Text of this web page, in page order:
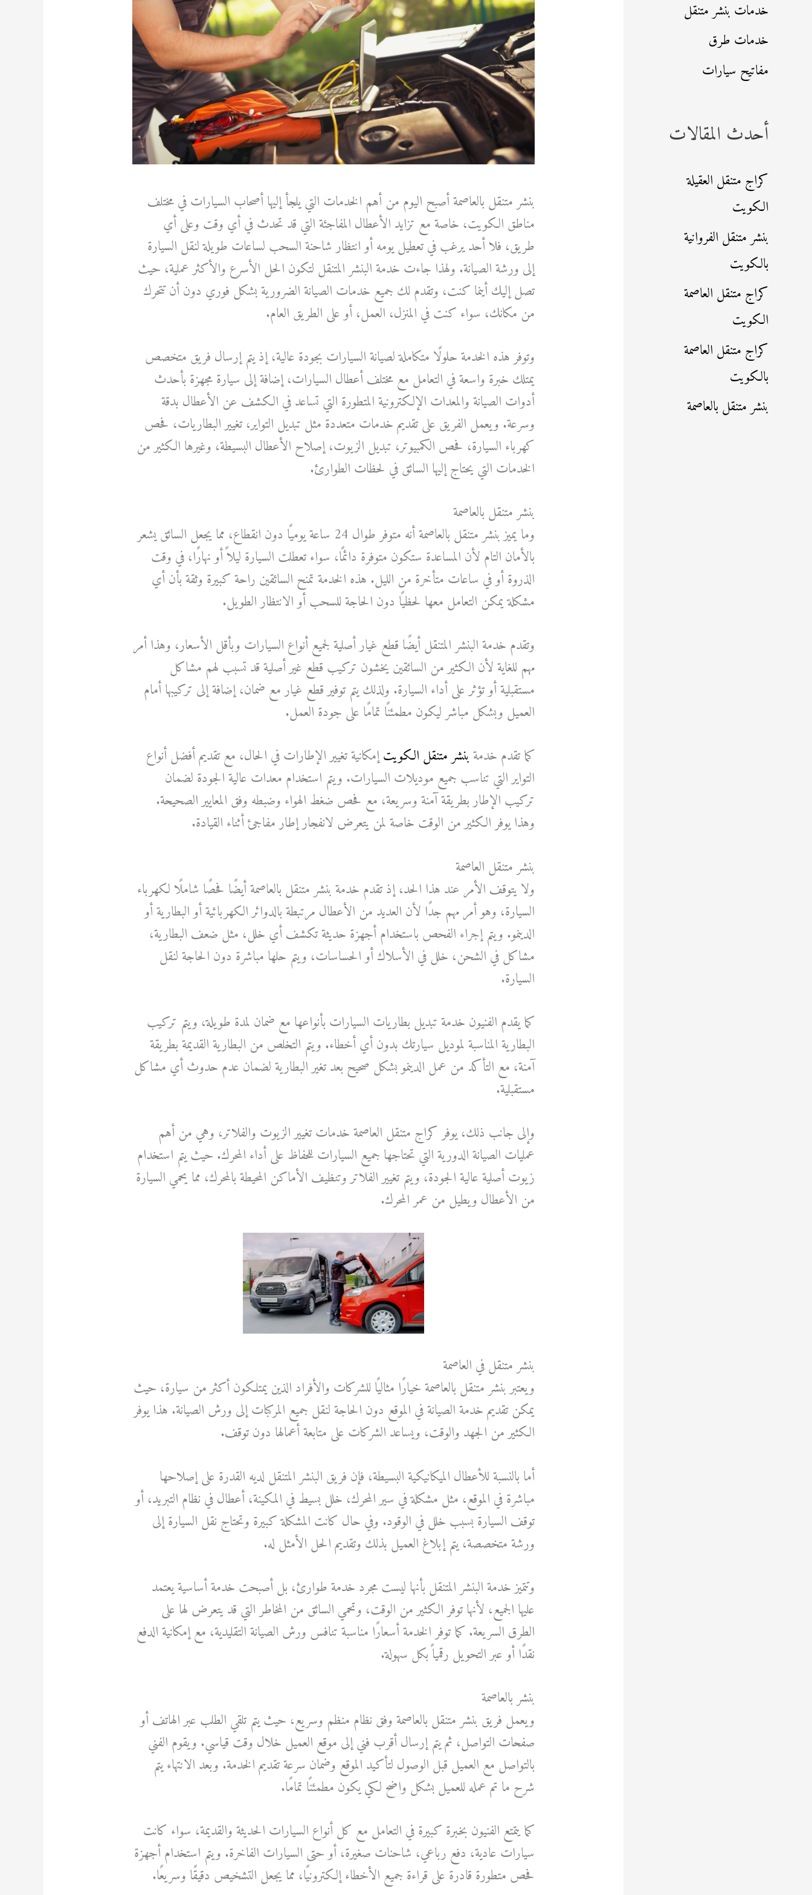
خدمات بنشر متنقل
خدمات طرق
مفاتيح سيارات
أحدث المقالات
كراج متنقل العقيلة
الكويت
بنشر متنقل الفروانية
بالكويت
كراج متنقل العاصمة
الكويت
كراج متنقل العاصمة
بالكويت
بنشر متنقل بالعاصمة
بنشر متنقل بالعاصمة أصبح اليوم من أهم الخدمات التي يلجأ إليها أصحاب السيارات في مختلف
مناطق الكويت، خاصة مع تزايد الأعطال المفاجئة التي قد تحدث في أي وقت وعلى أي
طريق، فلا أحد يرغب في تعطيل يومه أو انتظار شاحنة السحب لساعات طويلة لنقل السيارة
إلى ورشة الصيانة. ولهذا جاءت خدمة البنشر المتنقل لتكون الحل الأسرع والأكثر عملية، حيث
تصل إليك أينما كنت، وتقدم لك جميع خدمات الصيانة الضرورية بشكل فوري دون أن تتحرك
من مكانك، سواء كنت في المنزل، العمل، أو على الطريق العام.
وتوفر هذه الخدمة حلولًا متكاملة لصيانة السيارات بجودة عالية، إذ يتم إرسال فريق متخصص
يمتلك خبرة واسعة في التعامل مع مختلف أعطال السيارات، إضافة إلى سيارة مجهزة بأحدث
أدوات الصيانة والمعدات الإلكترونية المتطورة التي تساعد في الكشف عن الأعطال بدقة
وسرعة. ويعمل الفريق على تقديم خدمات متعددة مثل تبديل التواير، تغيير البطاريات، فحص
كهرباء السيارة، فحص الكمبيوتر، تبديل الزيوت، إصلاح الأعطال البسيطة، وغيرها الكثير من
الخدمات التي يحتاج إليها السائق في لحظات الطوارئ.
بنشر متنقل بالعاصمة
وما يميز بنشر متنقل بالعاصمة أنه متوفر طوال 24 ساعة يوميًا دون انقطاع، مما يجعل السائق يشعر
بالأمان التام لأن المساعدة ستكون متوفرة دائمًا، سواء تعطلت السيارة ليلاً أو نهارًا، في وقت
الذروة أو في ساعات متأخرة من الليل. هذه الخدمة تمنح السائقين راحة كبيرة وثقة بأن أي
مشكلة يمكن التعامل معها لحظيًا دون الحاجة للسحب أو الانتظار الطويل.
وتقدم خدمة البنشر المتنقل أيضًا قطع غيار أصلية لجميع أنواع السيارات وبأقل الأسعار، وهذا أمر
مهم للغاية لأن الكثير من السائقين يخشون تركيب قطع غير أصلية قد تسبب لهم مشاكل
مستقبلية أو تؤثر على أداء السيارة. ولذلك يتم توفير قطع غيار مع ضمان، إضافة إلى تركيبها أمام
العميل وبشكل مباشر ليكون مطمئنًا تمامًا على جودة العمل.
كما تقدم خدمةبنشر متنقل الكويتإمكانية تغيير الإطارات في الحال، مع تقديم أفضل أنواع
التواير التي تناسب جميع موديلات السيارات. ويتم استخدام معدات عالية الجودة لضمان
تركيب الإطار بطريقة آمنة وسريعة، مع فحص ضغط الهواء وضبطه وفق المعايير الصحيحة.
وهذا يوفر الكثير من الوقت خاصة لمن يتعرض لانفجار إطار مفاجئ أثناء القيادة.
بنشر متنقل العاصمة
ولا يتوقف الأمر عند هذا الحد، إذ تقدم خدمة بنشر متنقل بالعاصمة أيضًا فحصًا شاملًا لكهرباء
السيارة، وهو أمر مهم جدًا لأن العديد من الأعطال مرتبطة بالدوائر الكهربائية أو البطارية أو
الدينمو. ويتم إجراء الفحص باستخدام أجهزة حديثة تكشف أي خلل، مثل ضعف البطارية،
مشاكل في الشحن، خلل في الأسلاك أو الحساسات، ويتم حلها مباشرة دون الحاجة لنقل
السيارة.
كما يقدم الفنيون خدمة تبديل بطاريات السيارات بأنواعها مع ضمان لمدة طويلة، ويتم تركيب
البطارية المناسبة لموديل سيارتك بدون أي أخطاء. ويتم التخلص من البطارية القديمة بطريقة
آمنة، مع التأكد من عمل الدينمو بشكل صحيح بعد تغير البطارية لضمان عدم حدوث أي مشاكل
مستقبلية.
وإلى جانب ذلك، يوفر كراج متنقل العاصمة خدمات تغيير الزيوت والفلاتر، وهي من أهم
عمليات الصيانة الدورية التي تحتاجها جميع السيارات للحفاظ على أداء المحرك. حيث يتم استخدام
زيوت أصلية عالية الجودة، ويتم تغيير الفلاتر وتنظيف الأماكن المحيطة بالمحرك، مما يحمي السيارة
من الأعطال ويطيل من عمر المحرك.
بنشر متنقل في العاصمة
ويعتبر بنشر متنقل بالعاصمة خيارًا مثاليًا للشركات والأفراد الذين يمتلكون أكثر من سيارة، حيث
يمكن تقديم خدمة الصيانة في الموقع دون الحاجة لنقل جميع المركبات إلى ورش الصيانة. هذا يوفر
الكثير من الجهد والوقت، ويساعد الشركات على متابعة أعمالها دون توقف.
أما بالنسبة للأعطال الميكانيكية البسيطة، فإن فريق البنشر المتنقل لديه القدرة على إصلاحها
مباشرة في الموقع، مثل مشكلة في سير المحرك، خلل بسيط في المكينة، أعطال في نظام التبريد، أو
توقف السيارة بسبب خلل في الوقود. وفي حال كانت المشكلة كبيرة وتحتاج نقل السيارة إلى
ورشة متخصصة، يتم إبلاغ العميل بذلك وتقديم الحل الأمثل له.
وتتميز خدمة البنشر المتنقل بأنها ليست مجرد خدمة طوارئ، بل أصبحت خدمة أساسية يعتمد
عليها الجميع، لأنها توفر الكثير من الوقت، وتحمي السائق من المخاطر التي قد يتعرض لها على
الطرق السريعة. كما توفر الخدمة أسعارًا مناسبة تنافس ورش الصيانة التقليدية، مع إمكانية الدفع
نقدًا أو عبر التحويل رقمياً بكل سهولة.
بنشر بالعاصمة
ويعمل فريق بنشر متنقل بالعاصمة وفق نظام منظم وسريع، حيث يتم تلقي الطلب عبر الهاتف أو
صفحات التواصل، ثم يتم إرسال أقرب فني إلى موقع العميل خلال وقت قياسي. ويقوم الفني
بالتواصل مع العميل قبل الوصول لتأكيد الموقع وضمان سرعة تقديم الخدمة. وبعد الانتهاء يتم
شرح ما تم عمله للعميل بشكل واضح لكي يكون مطمئنًا تمامًا.
كما يتمتع الفنيون بخبرة كبيرة في التعامل مع كل أنواع السيارات الحديثة والقديمة، سواء كانت
سيارات عادية، دفع رباعي، شاحنات صغيرة، أو حتى السيارات الفاخرة. ويتم استخدام أجهزة
فحص متطورة قادرة على قراءة جميع الأخطاء إلكترونيًا، مما يجعل التشخيص دقيقًا وسريعًا.